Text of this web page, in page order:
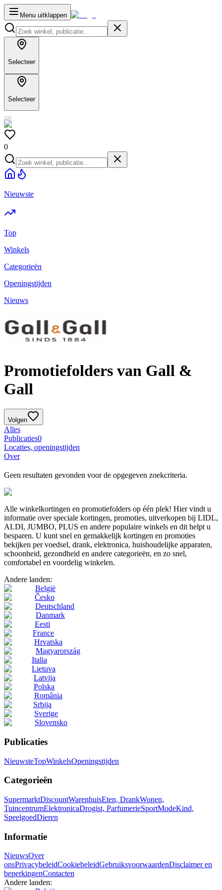
Menu uitklappen
Selecteer
Selecteer
0
Nieuwste
Top
Winkels
Categorieën
Openingstijden
Nieuws
Promotiefolders van Gall &
Gall
Volgen
Alles
Publicaties0
Locaties, openingstijden
Over
Geen resultaten gevonden voor de opgegeven zoekcriteria.
Alle winkelkortingen en promotiefolders op één plek! Hier vindt u
informatie over speciale kortingen, promoties, uitverkopen bij LIDL,
ALDI, JUMBO, PLUS en andere populaire winkels en dit helpt u
besparen. U kunt snel en gemakkelijk kortingen en promoties
bekijken per voedsel, drank, elektronica, huishoudelijke apparaten,
schoonheid, gezondheid en andere categorieën, en zo snel,
comfortabel en voordelig winkelen.
Andere landen:
België
Česko
Deutschland
Danmark
Eesti
France
Hrvatska
Magyarország
Italia
Lietuva
Latvija
Polska
România
Srbija
Sverige
Slovensko
Publicaties
NieuwsteTopWinkelsOpeningstijden
Categorieën
SupermarktDiscountWarenhuisEten, DrankWonen,
TuincentrumElektronicaDrogist, ParfumerieSportModeKind,
SpeelgoedDieren
Informatie
NieuwsOver
onsPrivacybeleidCookiebeleidGebruiksvoorwaardenDisclaimer en
beperkingenContacten
Andere landen: